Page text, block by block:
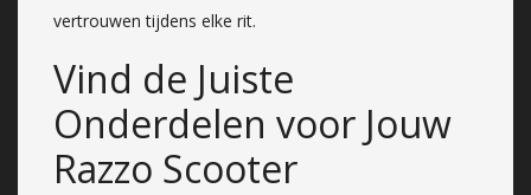
vertrouwen tijdens elke rit.
Vind de Juiste
Onderdelen voor Jouw
Razzo Scooter